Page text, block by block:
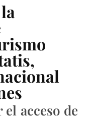
acceso de